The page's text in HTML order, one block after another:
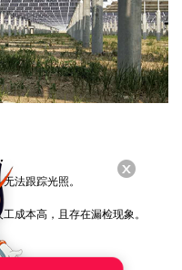
法跟踪光照。
本高，且存在漏检现象。